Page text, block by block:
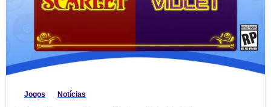
11
Jogos Notícias